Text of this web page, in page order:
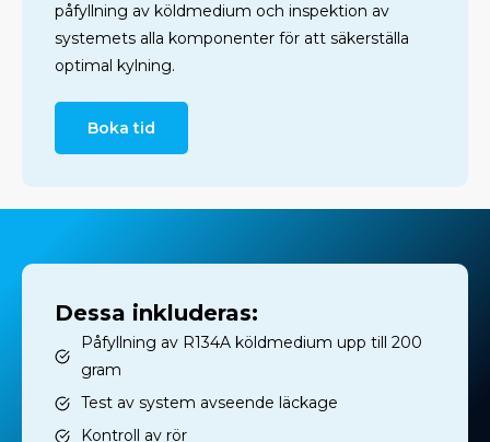
påfyllning av köldmedium och inspektion av
systemets alla komponenter för att säkerställa
optimal kylning.
Boka tid
Dessa inkluderas:
Påfyllning av R134A köldmedium upp till 200
gram
Test av system avseende läckage
Kontroll av rör